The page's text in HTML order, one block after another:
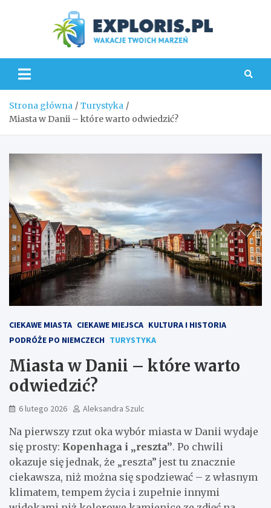
Strona główna
Turystyka
Miasta w Danii – które warto odwiedzić?
CIEKAWE MIASTA CIEKAWE MIEJSCA KULTURA I HISTORIA
PODRÓŻE PO NIEMCZECH TURYSTYKA
Miasta w Danii – które warto
odwiedzić?
6 lutego 2026 Aleksandra Szulc
Na pierwszy rzut oka wybór miasta w Danii wydaje
się prosty: Kopenhaga i „reszta”. Po chwili
okazuje się jednak, że „reszta” jest tu znacznie
ciekawsza, niż można się spodziewać – z własnym
klimatem, tempem życia i zupełnie innymi